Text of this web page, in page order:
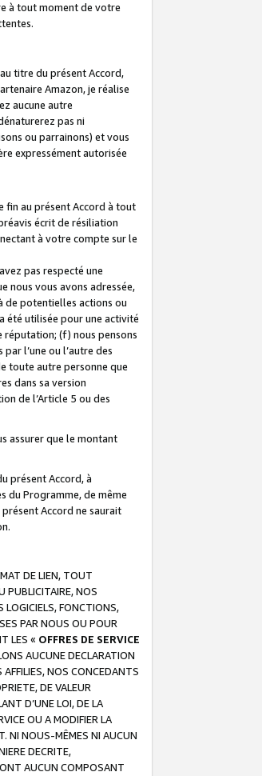
à tout moment de votre
titre du présent Accord,
Amazon, je réalise
aucune autre
pas ni
ou parrainons) et vous
expressément autorisée
fin au présent Accord à tout
écrit de résiliation
à votre compte sur le
pas respecté une
nous vous avons adressée,
de potentielles actions ou
été utilisée pour une activité
(f) nous pensons
l’une ou l’autre des
toute autre personne que
dans sa version
de l’Article 5 ou des
assurer que le montant
présent Accord, à
du Programme, de même
Accord ne saurait
DE LIEN, TOUT
PUBLICITAIRE, NOS
LOGICIELS, FONCTIONS,
PAR NOUS OU POUR
LES « OFFRES DE SERVICE
AUCUNE DECLARATION
AFFILIES, NOS CONCEDANTS
DE VALEUR
D’UNE LOI, DE LA
OU A MODIFIER LA
NI NOUS-MÊMES NI AUCUN
DECRITE,
AUCUN COMPOSANT